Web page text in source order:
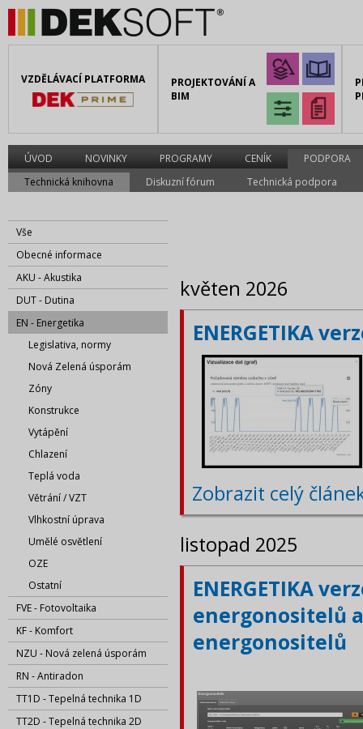
VZDĚLÁVACÍ PLATFORMA
PROJEKTOVÁNÍ A
BIM
ÚVOD NOVINKY PROGRAMY CENÍK
PODPORA
Technická knihovna
Diskuzní fórum Technická podpora
Vše
Obecné informace
AKU - Akustika
DUT - Dutina
EN - Energetika
Legislativa, normy
Nová Zelená úsporám
Zóny
Konstrukce
Vytápění
Chlazení
Teplá voda
Větrání / VZT
Vlhkostní úprava
Umělé osvětlení
OZE
Ostatní
FVE - Fotovoltaika
KF - Komfort
NZU - Nová zelená úsporám
RN - Antiradon
TT1D - Tepelná technika 1D
TT2D - Tepelná technika 2D
květen 2026
ENERGETIKA
Zobrazit celý
listopad 2025
ENERGETIKA
energonositelů
energonositelů